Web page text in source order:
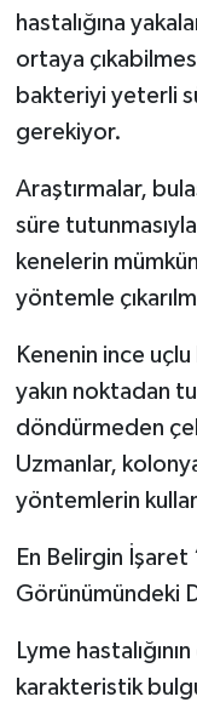
hastalığına
ortaya
bakteriyi yeterli
gerekiyor.
Araştırmalar,
süre
kenelerin
yöntemle
Kenenin ince
yakın noktadan
döndürmeden
Uzmanlar,
yöntemlerin
En Belirgin İşaret
Görünümündeki
Lyme
karakteristik